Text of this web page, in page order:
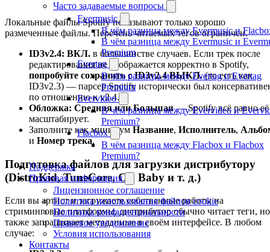
Часто задаваемые вопросы
Evermusic
В чём разница между Evermusic и
В чём разница между Evermusic и
Premium
Evertag
В чём разница между Evertag и Evertag
Premium
Evervideo
В чём разница между Evervideo и
Premium?
Flacbox
В чём разница между Flacbox и Flacbox
Premium?
Поддержка
Правовая информация
Лицензионное соглашение
Политика использования файлов cookie
Политика конфиденциальности
Правовое уведомление
Условия использования
Контакты
Локальные файлы Spotify показывают только хорошо
размеченные файлы. Перечень читаемых тегов ограничен.
ID3v2.4: ВКЛ. в большинстве случаев. Если трек после
редактирования не отображается корректно в Spotify,
попробуйте сохранить с ID3v2.4 ВЫКЛ.(то есть как
ID3v2.3) — парсер Spotify исторически был
по отношению к v2.4.
Обложка: Средняя или Большая— Spotify всё равно её
масштабирует.
Заполните как минимум Название, Исполнитель,
и Номер трека.
Подготовка файлов для загрузки дистрибутору
(DistroKid, TuneCore, CD Baby и т. д.)
Если вы артист и загружаете собственные работы на
стриминговые платформы, дистрибутор обычно читает теги, но
также запрашивает метаданные в своём интерфейсе. В любом
случае: